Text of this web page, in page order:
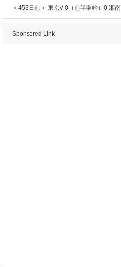
＜453日前＞ 東京V 0（前半開始）0 湘南
Sponsored Link